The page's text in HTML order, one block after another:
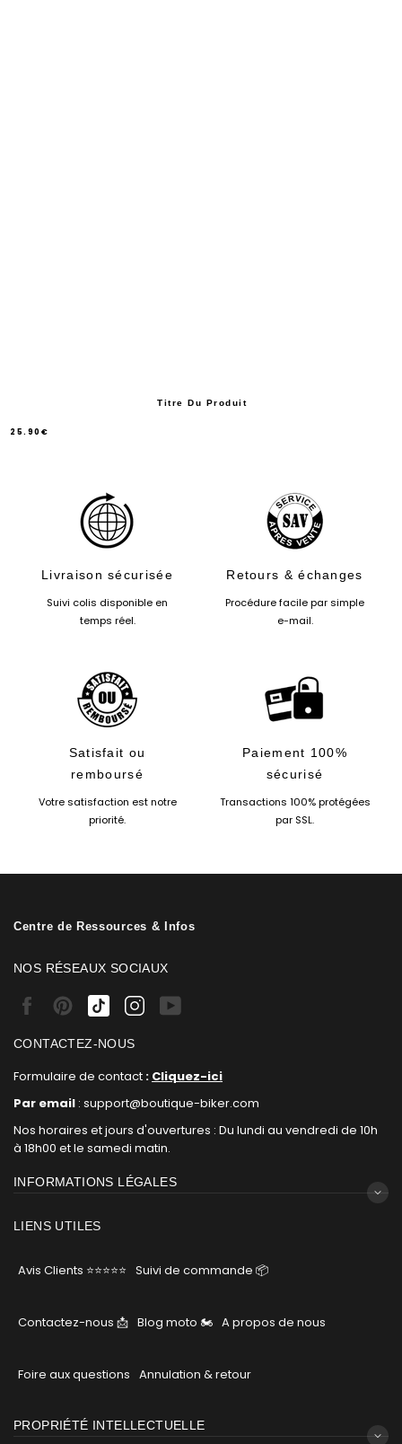
Titre Du Produit
25.90€
Livraison sécurisée
Suivi colis disponible en
temps réel.
Retours & échanges
Procédure facile par simple
e-mail.
Satisfait ou
remboursé
Votre satisfaction est notre
priorité.
Paiement 100%
sécurisé
Transactions 100% protégées
par SSL.
Centre de Ressources & Infos
NOS RÉSEAUX SOCIAUX
FacebookPinterestTiktokInstagramYoutube
CONTACTEZ-NOUS
Formulaire de contact : Cliquez-ici
Par email : support@boutique-biker.com
Nos horaires et jours d'ouvertures : Du lundi au vendredi de 10h
à 18h00 et le samedi matin.
INFORMATIONS LÉGALES
LIENS UTILES
Avis Clients ⭐⭐⭐⭐⭐ Suivi de commande 📦
Contactez-nous 📩 Blog moto 🏍 A propos de nous
Foire aux questions Annulation & retour
PROPRIÉTÉ INTELLECTUELLE